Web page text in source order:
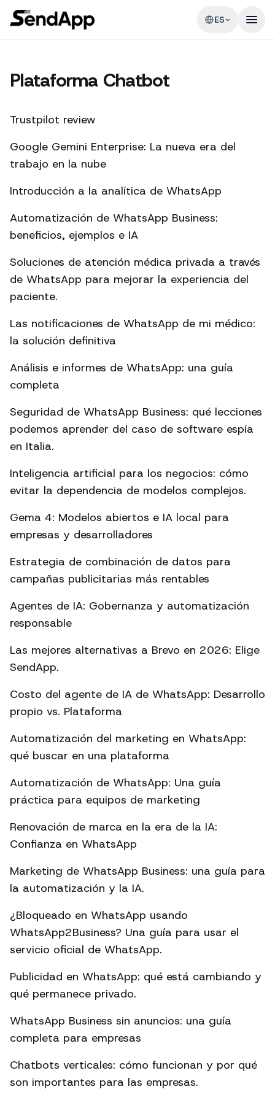
ES
Plataforma Chatbot
Trustpilot review
Google Gemini Enterprise: La nueva era del
trabajo en la nube
Introducción a la analítica de WhatsApp
Automatización de WhatsApp Business:
beneficios, ejemplos e IA
Soluciones de atención médica privada a través
de WhatsApp para mejorar la experiencia del
paciente.
Las notificaciones de WhatsApp de mi médico:
la solución definitiva
Análisis e informes de WhatsApp: una guía
completa
Seguridad de WhatsApp Business: qué lecciones
podemos aprender del caso de software espía
en Italia.
Inteligencia artificial para los negocios: cómo
evitar la dependencia de modelos complejos.
Gema 4: Modelos abiertos e IA local para
empresas y desarrolladores
Estrategia de combinación de datos para
campañas publicitarias más rentables
Agentes de IA: Gobernanza y automatización
responsable
Las mejores alternativas a Brevo en 2026: Elige
SendApp.
Costo del agente de IA de WhatsApp: Desarrollo
propio vs. Plataforma
Automatización del marketing en WhatsApp:
qué buscar en una plataforma
Automatización de WhatsApp: Una guía
práctica para equipos de marketing
Renovación de marca en la era de la IA:
Confianza en WhatsApp
Marketing de WhatsApp Business: una guía para
la automatización y la IA.
¿Bloqueado en WhatsApp usando
WhatsApp2Business? Una guía para usar el
servicio oficial de WhatsApp.
Publicidad en WhatsApp: qué está cambiando y
qué permanece privado.
WhatsApp Business sin anuncios: una guía
completa para empresas
Chatbots verticales: cómo funcionan y por qué
son importantes para las empresas.